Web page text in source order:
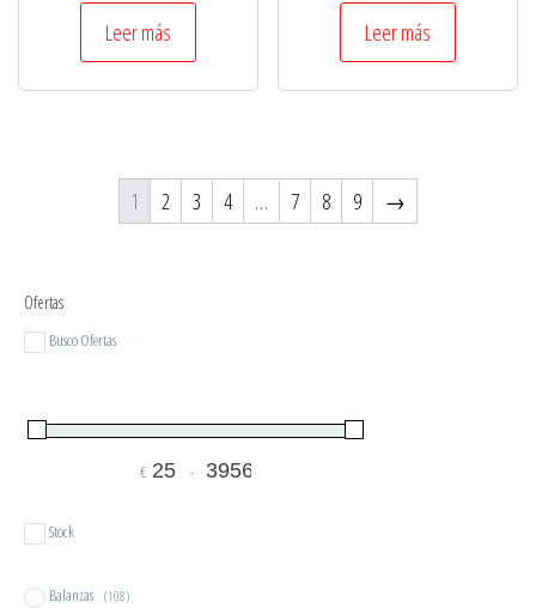
Leer más Leer más
1 2 3 4 … 7 8 9 →
Ofertas
Busco Ofertas
€ -
Stock
Balanzas (108)